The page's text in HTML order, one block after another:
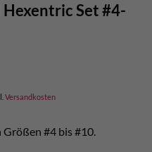
Set #4-
Versandkosten
Größen #4 bis #10.